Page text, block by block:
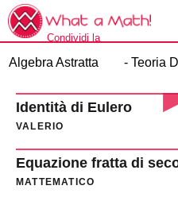
Skip
to
the
content
What
What a
Math!
Condividi la
a modo tuo.
Algebra Astratta - Teoria
Identità di Eulero
VALERIO
Equazione fratta di
MATTEMATICO